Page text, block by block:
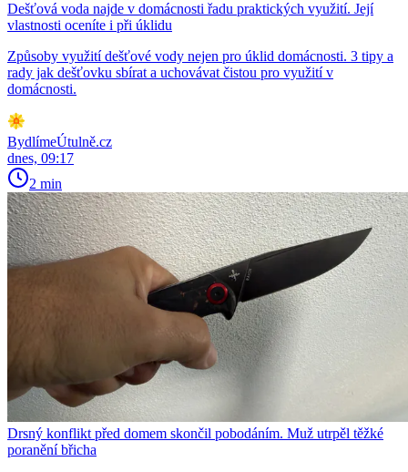
Dešťová voda najde v domácnosti řadu praktických využití. Její
vlastnosti oceníte i při úklidu
Způsoby využití dešťové vody nejen pro úklid domácnosti. 3 tipy a
rady jak dešťovku sbírat a uchovávat čistou pro využití v
domácnosti.
BydlímeÚtulně.cz
dnes, 09:17
2 min
Drsný konflikt před domem skončil pobodáním. Muž utrpěl těžké
poranění břicha